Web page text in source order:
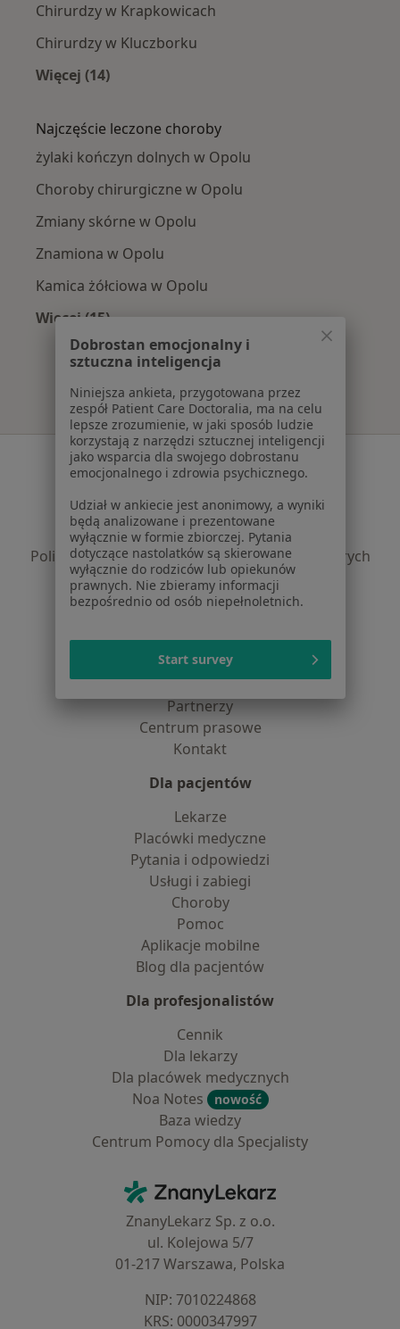
Chirurdzy w Krapkowicach
Chirurdzy w Kluczborku
Więcej (14)
Najczęście leczone choroby
żylaki kończyn dolnych w Opolu
Choroby chirurgiczne w Opolu
Zmiany skórne w Opolu
Znamiona w Opolu
Kamica żółciowa w Opolu
Więcej (15)
Więcej w kategorii: Najczęście leczone
Serwis
Polityka prywatności pacjentów
Polityka prywatności profesjonalistów
Polityka prywatności dla profesjonalistów, których
dane pozyskaliśmy samodzielnie
Polityka cookies
Dostępność
O nas
Praca Rekrutujemy!
Partnerzy
Centrum prasowe
Kontakt
Dla pacjentów
Lekarze
Placówki medyczne
Pytania i odpowiedzi
Usługi i zabiegi
Choroby
Pomoc
Aplikacje mobilne
Blog dla pacjentów
Dla profesjonalistów
Cennik
Dla lekarzy
Dla placówek medycznych
Noa Notes
nowość
Baza wiedzy
Centrum Pomocy dla Specjalisty
ZnanyLekarz - Strona główna
ZnanyLekarz Sp. z o.o.
ul. Kolejowa 5/7
01-217 Warszawa, Polska
NIP: ⁠7010224868
KRS: ⁠0000347997
Dobrostan emocjonalny i
sztuczna inteligencja
Niniejsza ankieta, przygotowana przez
zespół Patient Care Doctoralia, ma na celu
lepsze zrozumienie, w jaki sposób ludzie
korzystają z narzędzi sztucznej inteligencji
jako wsparcia dla swojego dobrostanu
emocjonalnego i zdrowia psychicznego.
Udział w ankiecie jest anonimowy, a wyniki
będą analizowane i prezentowane
wyłącznie w formie zbiorczej. Pytania
dotyczące nastolatków są skierowane
wyłącznie do rodziców lub opiekunów
prawnych. Nie zbieramy informacji
bezpośrednio od osób niepełnoletnich.
Start survey